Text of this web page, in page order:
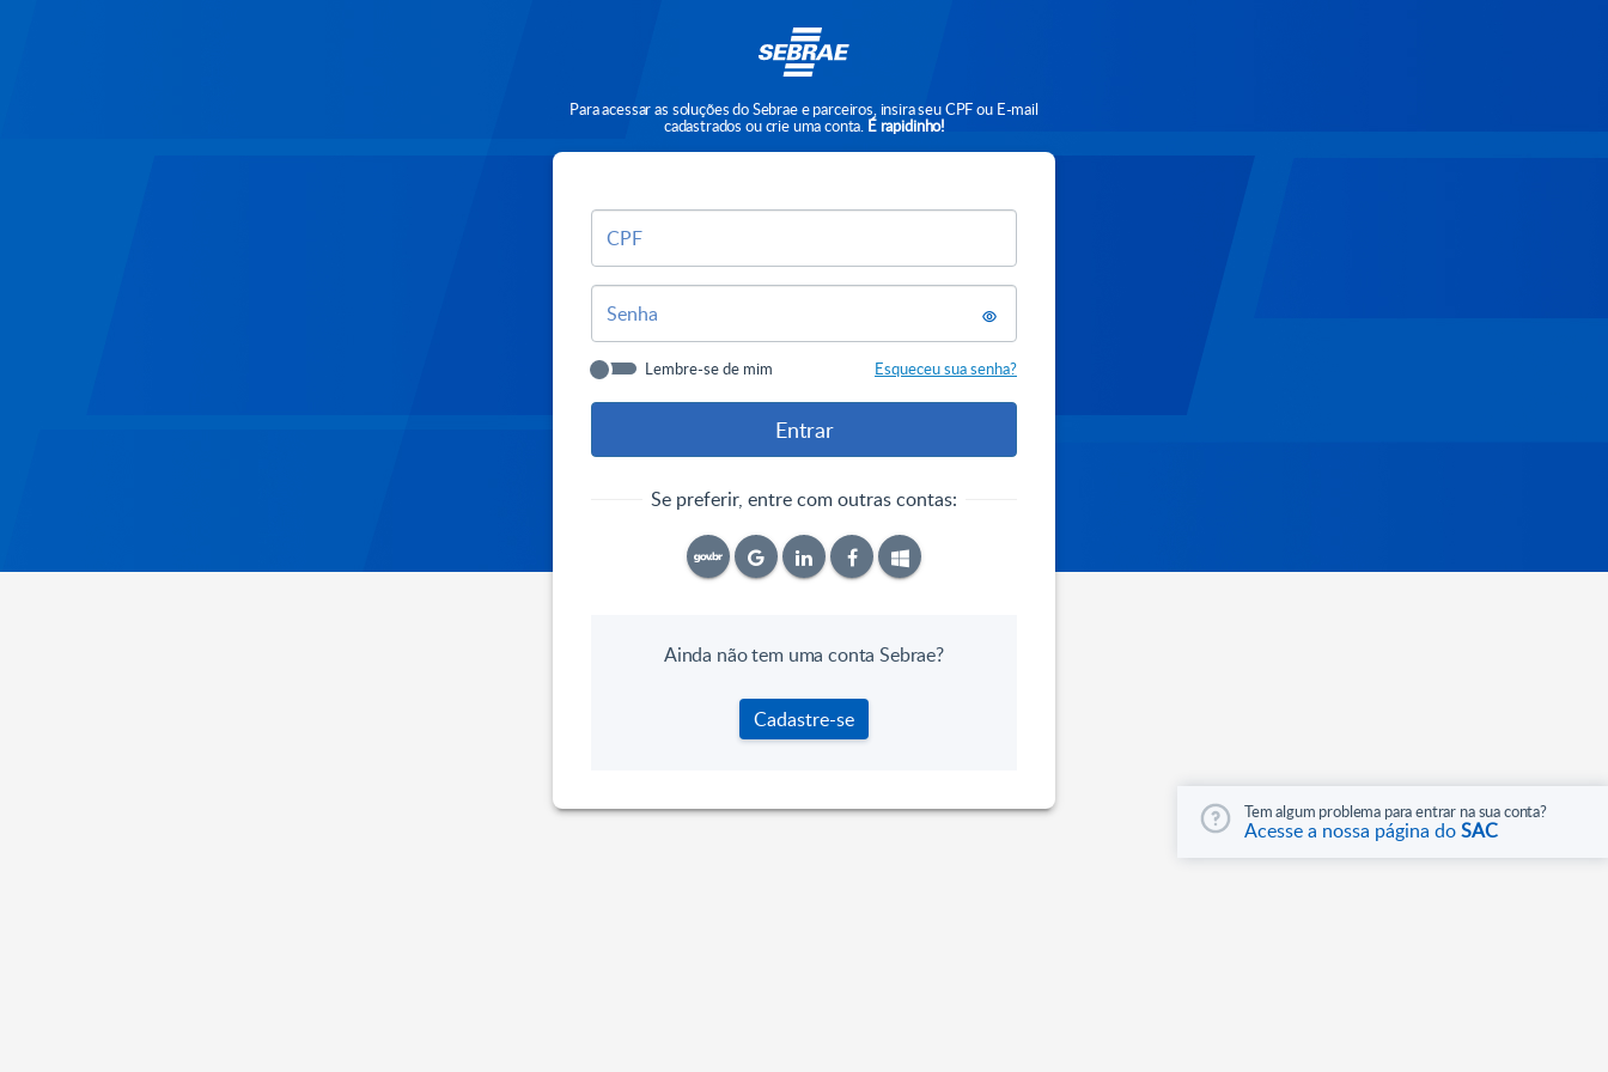
Para acessar as soluções do Sebrae e parceiros, insira seu CPF ou E-mail
cadastrados ou crie uma conta. É rapidinho!
CPF
Senha
Lembre-se de mim Esqueceu sua senha?
Se preferir, entre com outras contas:
Tem algum problema para entrar na sua conta?
Acesse a nossa página doSAC
Ainda não tem uma conta Sebrae?
Cadastre-se